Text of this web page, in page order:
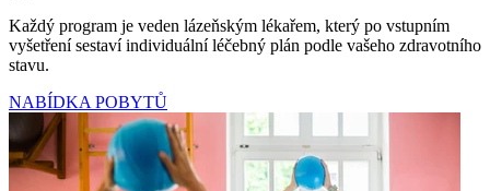
Každý program je veden lázeňským lékařem, který po vstupním
vyšetření sestaví individuální léčebný plán podle vašeho zdravotního
stavu.
NABÍDKA POBYTŮ